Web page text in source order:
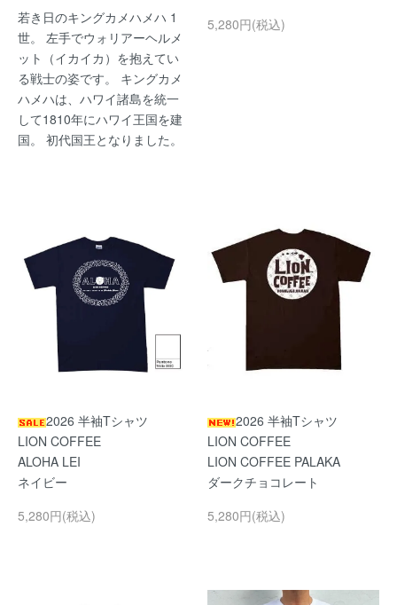
若き日のキングカメハメハ 1
世。 左手でウォリアーヘルメ
ット（イカイカ）を抱えてい
る戦士の姿です。 キングカメ
ハメハは、ハワイ諸島を統一
して1810年にハワイ王国を建
国。 初代国王となりました。
5,280円(税込)
2026 半袖Tシャツ
LION COFFEE
ALOHA LEI
ネイビー
5,280円(税込)
2026 半袖Tシャツ
LION COFFEE
LION COFFEE PALAKA
ダークチョコレート
5,280円(税込)